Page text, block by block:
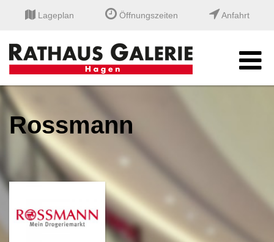
Lageplan Öffnungszeiten Anfahrt
Rossmann